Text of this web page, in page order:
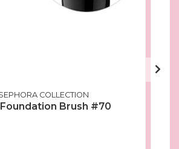
COLLECTION
Foundation Brush #70